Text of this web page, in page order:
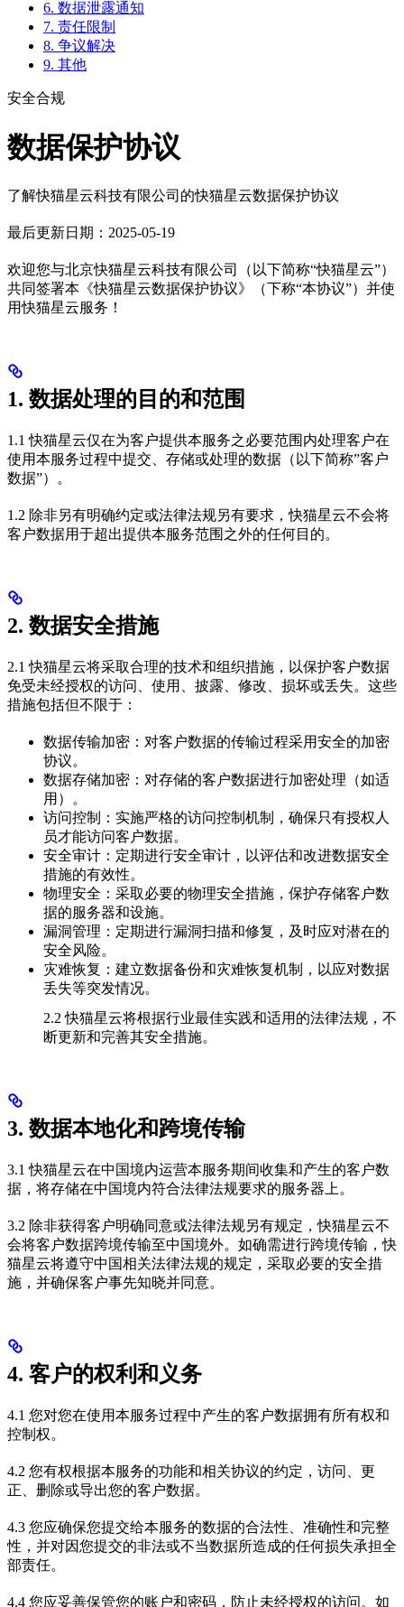
6. 数据泄露通知
7. 责任限制
8. 争议解决
9. 其他
安全合规
数据保护协议
了解快猫星云科技有限公司的快猫星云数据保护协议
最后更新日期：2025-05-19
欢迎您与北京快猫星云科技有限公司（以下简称“快猫星云”）
共同签署本《快猫星云数据保护协议》（下称“本协议”）并使
用快猫星云服务！
1. 数据处理的目的和范围
1.1 快猫星云仅在为客户提供本服务之必要范围内处理客户在
使用本服务过程中提交、存储或处理的数据（以下简称”客户
数据”）。
1.2 除非另有明确约定或法律法规另有要求，快猫星云不会将
客户数据用于超出提供本服务范围之外的任何目的。
2. 数据安全措施
2.1 快猫星云将采取合理的技术和组织措施，以保护客户数据
免受未经授权的访问、使用、披露、修改、损坏或丢失。这些
措施包括但不限于：
数据传输加密：对客户数据的传输过程采用安全的加密
协议。
数据存储加密：对存储的客户数据进行加密处理（如适
用）。
访问控制：实施严格的访问控制机制，确保只有授权人
员才能访问客户数据。
安全审计：定期进行安全审计，以评估和改进数据安全
措施的有效性。
物理安全：采取必要的物理安全措施，保护存储客户数
据的服务器和设施。
漏洞管理：定期进行漏洞扫描和修复，及时应对潜在的
安全风险。
灾难恢复：建立数据备份和灾难恢复机制，以应对数据
丢失等突发情况。
2.2 快猫星云将根据行业最佳实践和适用的法律法规，不
断更新和完善其安全措施。
3. 数据本地化和跨境传输
3.1 快猫星云在中国境内运营本服务期间收集和产生的客户数
据，将存储在中国境内符合法律法规要求的服务器上。
3.2 除非获得客户明确同意或法律法规另有规定，快猫星云不
会将客户数据跨境传输至中国境外。如确需进行跨境传输，快
猫星云将遵守中国相关法律法规的规定，采取必要的安全措
施，并确保客户事先知晓并同意。
4. 客户的权利和义务
4.1 您对您在使用本服务过程中产生的客户数据拥有所有权和
控制权。
4.2 您有权根据本服务的功能和相关协议的约定，访问、更
正、删除或导出您的客户数据。
4.3 您应确保您提交给本服务的数据的合法性、准确性和完整
性，并对因您提交的非法或不当数据所造成的任何损失承担全
部责任。
4.4 您应妥善保管您的账户和密码，防止未经授权的访问。如